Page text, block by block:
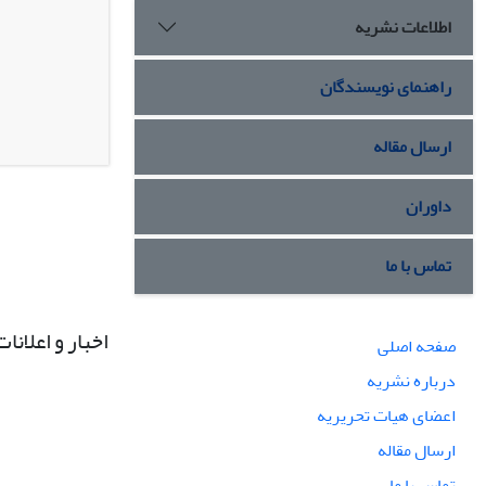
اطلاعات نشریه
راهنمای نویسندگان
ارسال مقاله
داوران
تماس با ما
صفحه اصلی
درباره نشریه
اعضای هیات تحریریه
ارسال مقاله
اخبار و